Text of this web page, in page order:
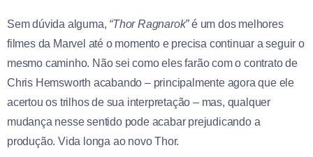
Sem dúvida alguma, “Thor Ragnarok”é um dos melhores
filmes da Marvel até o momento e precisa continuar a seguir o
mesmo caminho. Não sei como eles farão com o contrato de
Chris Hemsworth acabando– principalmente agora que ele
acertou os trilhos de sua interpretação – mas, qualquer
mudança nesse sentido pode acabar prejudicando a
produção. Vida longa ao novo Thor.